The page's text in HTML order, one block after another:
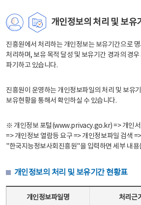
개인정보의 처리 및 보유
진흥원에서 처리하는 개인정보는 보유기간으로
처리하며, 보유 목적 달성 및 보유기간 경과의 경
파기하고 있습니다.
진흥원이 운영하는 개인정보파일의 처리 및 보유
보유현황을 통해서 확인하실 수 있습니다.
※ 개인정보 포털(www.privacy.go.kr) => 개인서
=> 개인정보 열람등 요구 => 개인정보파일 검색
"한국지능정보사회진흥원"을 입력하면 세부 내용
개인정보의 처리 및 보유기간 현황표
개인정보파일명 처리근